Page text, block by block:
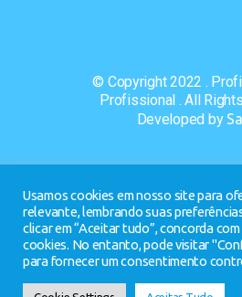
© Copyright 2022 .
Profissional . All
Developed by
Usamos cookies em nosso site para
relevante, lembrando suas
clicar em “Aceitar tudo”, concorda
cookies. No entanto, pode visitar
para fornecer um consentimento